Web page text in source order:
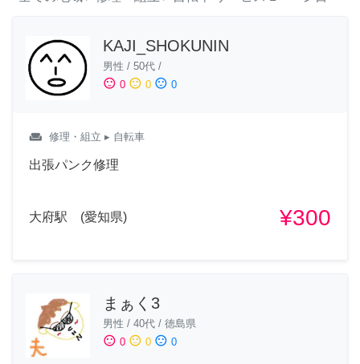
KAJI_SHOKUNIN
男性 / 50代 /
sentiment_satisfied 0 sentiment_neutral 0 sentiment_dissatisfied 0
weekend 修理・組立 ▸ 自転車
出張パンク修理
大府駅 (愛知県) ¥300
まぁく3
男性 / 40代 / 徳島県
sentiment_satisfied 0 sentiment_neutral 0 sentiment_dissatisfied 0